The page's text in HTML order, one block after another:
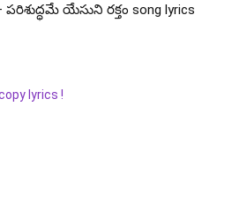
– పరిశుద్ధమే యేసుని రక్తం song lyrics
lyrics !